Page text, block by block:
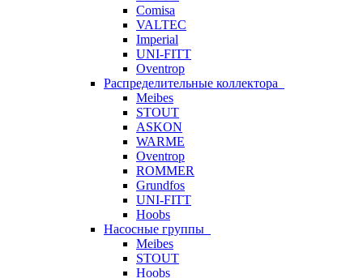
Comisa
VALTEC
Imperial
UNI-FITT
Oventrop
Распределительные коллектора
Meibes
STOUT
ASKON
WARME
Oventrop
ROMMER
Grundfos
UNI-FITT
Hoobs
Насосные группы
Meibes
STOUT
Hoobs